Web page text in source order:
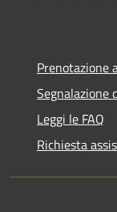
Prenotazione
Segnalazione
Leggi le FAQ
Richiesta